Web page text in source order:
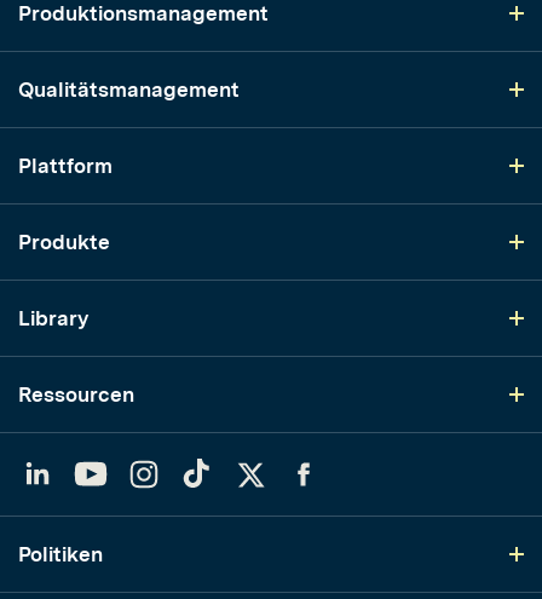
Produktionsmanagement
Qualitätsmanagement
Plattform
Produkte
Library
Ressourcen
YouTubeInstagram
TikTok
Politiken